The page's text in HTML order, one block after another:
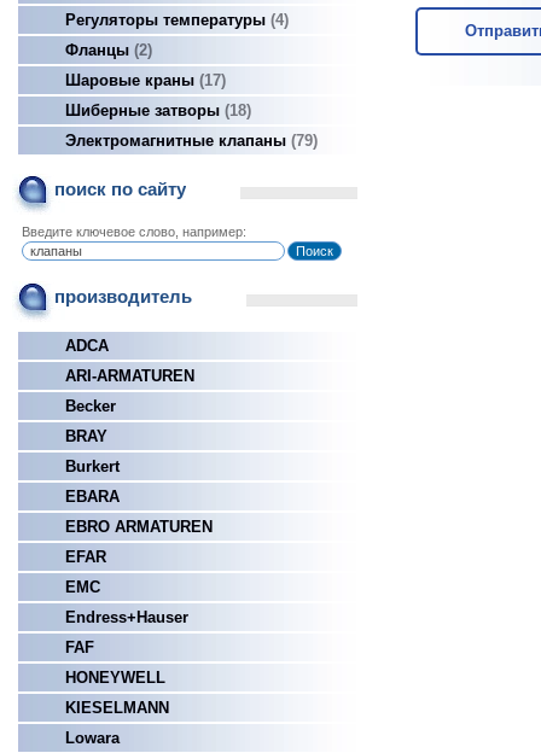
Регуляторы температуры 4
Фланцы 2
Шаровые краны 17
Шиберные затворы 18
Электромагнитные клапаны 79
поиск по сайту
Введите ключевое слово, например:
производитель
ADCA
ARI-ARMATUREN
Becker
BRAY
Burkert
EBARA
EBRO ARMATUREN
EFAR
EMC
Endress+Hauser
FAF
HONEYWELL
KIESELMANN
Lowara